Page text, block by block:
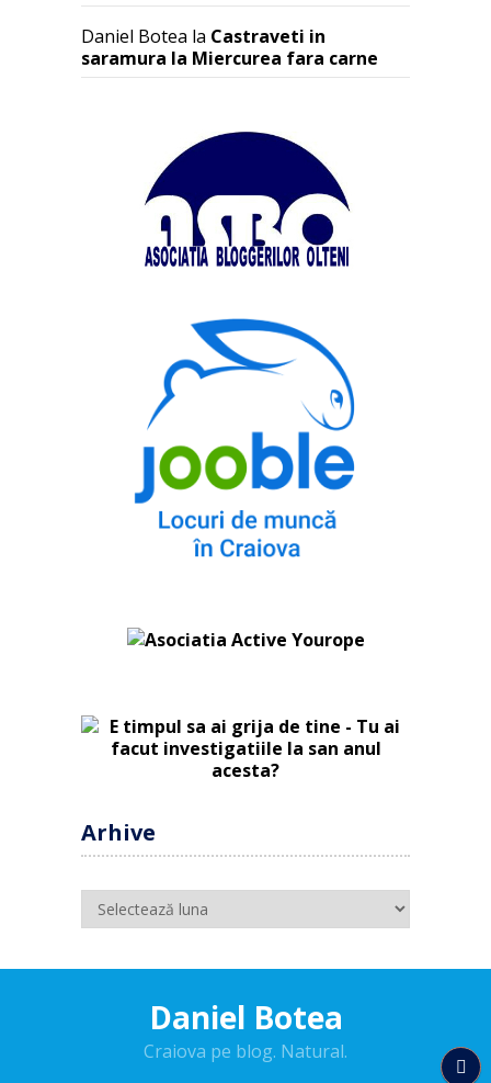
Daniel Botea la Castraveti in
saramura la Miercurea fara carne
Arhive
Arhive
Daniel Botea
Craiova pe blog. Natural.